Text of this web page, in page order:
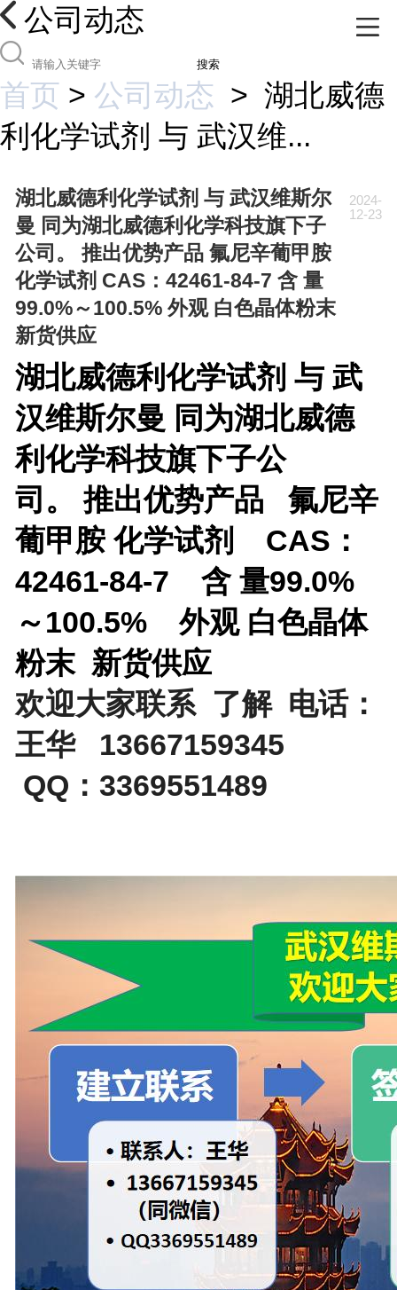
公司动态
搜索
首页 > 公司动态 > 湖北威德
利化学试剂 与 武汉维...
湖北威德利化学试剂 与 武汉维斯尔
曼 同为湖北威德利化学科技旗下子
公司。 推出优势产品 氟尼辛葡甲胺
化学试剂 CAS：42461-84-7 含 量
99.0%～100.5% 外观 白色晶体粉末
新货供应
2024-
12-23
湖北威德利化学试剂 与 武
汉维斯尔曼 同为湖北威德
利化学科技旗下子公
司。推出优势产品
氟尼辛
葡甲胺 化学试剂 CAS：
42461-84-7 含 量99.0%
～100.5% 外观 白色晶体
粉末 新货供应
欢迎大家联系 了解 电话：
王华 13667159345
QQ：3369551489